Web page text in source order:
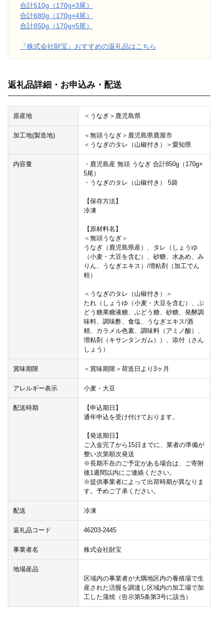
合計510g（170g×3尾）
合計680g（170g×4尾）
合計850g（170g×5尾）
『株式会社財宝』おすすめの返礼品はこちら
返礼品詳細・お申込み・配送
原産地 ＜うなぎ＞鹿児島県
加工地(製造地)
＜無頭うなぎ＞鹿児島県鹿屋市
＜うなぎのタレ（山椒付き）＞愛知県
内容量
・鹿児島産 無頭 うなぎ 合計850g（170g×
5尾）
・うなぎのタレ（山椒付き） 5袋
【保存方法】
冷凍
【原材料名】
＜無頭うなぎ＞
うなぎ（鹿児島県産）、タレ（しょうゆ
（小麦・大豆を含む）、砂糖、水あめ、み
りん、うなぎエキス）/増粘剤（加工でん
粉）
＜うなぎのタレ（山椒付き）＞
たれ（しょうゆ（小麦・大豆を含む）、ぶ
どう糖果糖液糖、ぶどう糖、砂糖、発酵調
味料、調味酢、食塩、うなぎエキス/酒
精、カラメル色素、調味料（アミノ酸）、
増粘剤（キサンタンガム））、添付（さん
しょう）
賞味期限 ＜賞味期限＞荷造日より3ヶ月
アレルギー表示 小麦・大豆
配送時期
【申込期日】
通年申込を受け付けております。
【発送期日】
ご入金完了から15日までに、業者の準備が
整い次第順次発送
※長期不在のご予定がある場合は、ご寄附
後1週間以内にご連絡ください。
※提供事業者によって出荷時期が異なりま
す。予めご了承ください。
配送 冷凍
返礼品コード 46203-2445
事業者名 株式会社財宝
地場産品
区域内の事業者が大隅地区内の養殖場で生
産された活饅を調達し区域内の加工場で加
工した蒲焼（告示第5条第3号に該当）